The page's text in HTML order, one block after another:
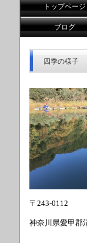
トップページ
ブログ
四季の様子
〒243-0112
神奈川県愛甲郡